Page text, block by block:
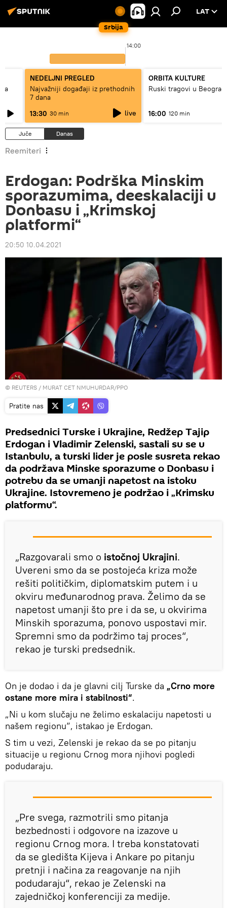
Srbija
LAT
14:00
NEDELJNI PREGLED
Najvažniji događaji iz prethodnih
7 dana
13:30 30 min live
ORBITA KULTURE
Ruski tragovi u
16:00 120 min
Juče Danas
Reemiteri
Erdogan: Podrška Minskim
sporazumima, deeskalaciji u
Donbasu i „Krimskoj
platformi“
20:50 10.04.2021
© REUTERS / MURAT CET NMUHURDAR/PPO
Pratite nas
Predsednici Turske i Ukrajine, Redžep Tajip
Erdogan i Vladimir Zelenski, sastali su se u
Istanbulu, a turski lider je posle susreta rekao
da podržava Minske sporazume o Donbasu i
potrebu da se umanji napetost na istoku
Ukrajine. Istovremeno je podržao i „Krimsku
platformu“.
„Razgovarali smo o istočnoj Ukrajini.
Uvereni smo da se postojeća kriza može
rešiti političkim, diplomatskim putem i u
okviru međunarodnog prava. Želimo da se
napetost umanji što pre i da se, u okvirima
Minskih sporazuma, ponovo uspostavi mir.
Spremni smo da podržimo taj proces“,
rekao je turski predsednik.
On je dodao i da je glavni cilj Turske da „Crno more
ostane more mira i stabilnosti“.
„Ni u kom slučaju ne želimo eskalaciju napetosti u
našem regionu“, istakao je Erdogan.
S tim u vezi, Zelenski je rekao da se po pitanju
situacije u regionu Crnog mora njihovi pogledi
podudaraju.
„Pre svega, razmotrili smo pitanja
bezbednosti i odgovore na izazove u
regionu Crnog mora. I treba konstatovati
da se gledišta Kijeva i Ankare po pitanju
pretnji i načina za reagovanje na njih
podudaraju“, rekao je Zelenski na
zajedničkoj konferenciji za medije.